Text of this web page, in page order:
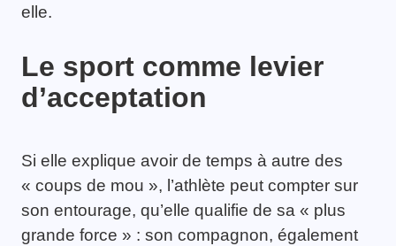
elle.
Le sport comme levier
d’acceptation
Si elle explique avoir de temps à autre des
« coups de mou », l’athlète peut compter sur
son entourage, qu’elle qualifie de sa « plus
grande force » : son compagnon, également